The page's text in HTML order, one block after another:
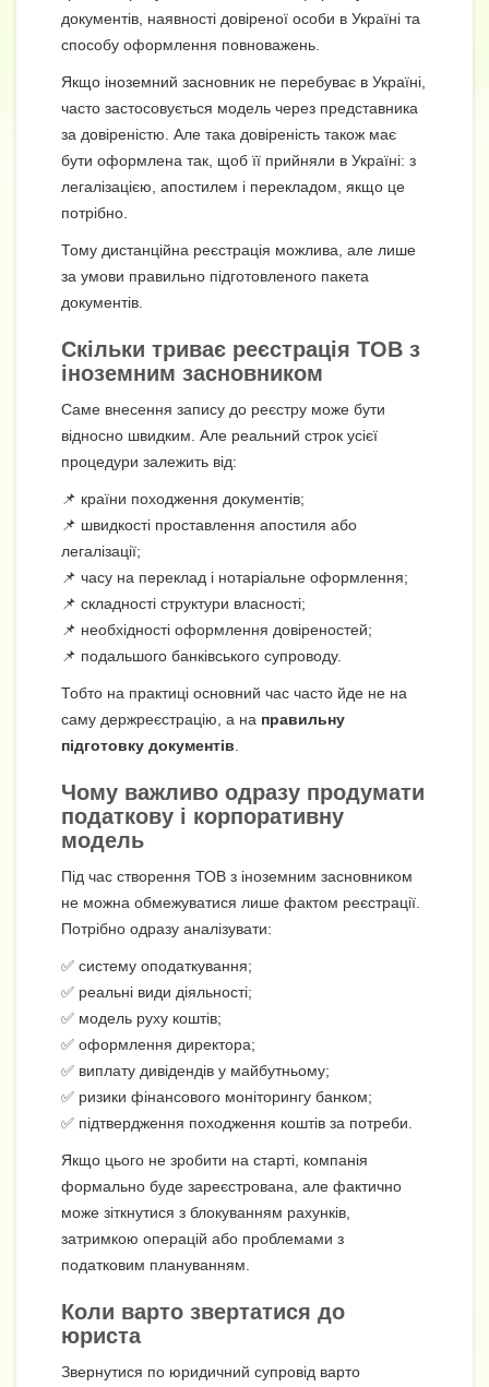
документів, наявності довіреної особи в Україні та
способу оформлення повноважень.
Якщо іноземний засновник не перебуває в Україні,
часто застосовується модель через представника
за довіреністю. Але така довіреність також має
бути оформлена так, щоб її прийняли в Україні: з
легалізацією, апостилем і перекладом, якщо це
потрібно.
Тому дистанційна реєстрація можлива, але лише
за умови правильно підготовленого пакета
документів.
Скільки триває реєстрація ТОВ з
іноземним засновником
Саме внесення запису до реєстру може бути
відносно швидким. Але реальний строк усієї
процедури залежить від:
📌 країни походження документів;
📌 швидкості проставлення апостиля або
легалізації;
📌 часу на переклад і нотаріальне оформлення;
📌 складності структури власності;
📌 необхідності оформлення довіреностей;
📌 подальшого банківського супроводу.
Тобто на практиці основний час часто йде не на
саму держреєстрацію, а на правильну
підготовку документів
Чому важливо одразу продумати
податкову і корпоративну
модель
Під час створення ТОВ з іноземним засновником
не можна обмежуватися лише фактом реєстрації.
Потрібно одразу аналізувати:
✅ систему оподаткування;
✅ реальні види діяльності;
✅ модель руху коштів;
✅ оформлення директора;
✅ виплату дивідендів у майбутньому;
✅ ризики фінансового моніторингу банком;
✅ підтвердження походження коштів за потреби.
Якщо цього не зробити на старті, компанія
формально буде зареєстрована, але фактично
може зіткнутися з блокуванням рахунків,
затримкою операцій або проблемами з
податковим плануванням.
Коли варто звертатися до
юриста
Звернутися по юридичний супровід варто